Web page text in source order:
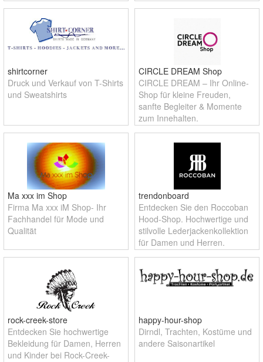
shirtcorner
Druck und Verkauf von T-Shirts
und Sweatshirts
CIRCLE DREAM Shop
CIRCLE DREAM – Ihr Online-
Shop für kleine Freuden,
sanfte Begleiter & Momente
zum Innehalten.
Ma xxx im Shop
Firma Ma xxx iM Shop- Ihr
Fachhandel für Mode und
Qualität
trendonboard
Entdecken Sie den Roccoban
Hood-Shop. Hochwertige und
stilvolle Lederjackenkollektion
für Damen und Herren,
designed in Berlin.
rock-creek-store
Entdecken Sie hochwertige
Bekleidung für Damen, Herren
und Kinder bei Rock-Creek-
happy-hour-shop
Dirndl, Trachten, Kostüme und
andere Saisonartikel